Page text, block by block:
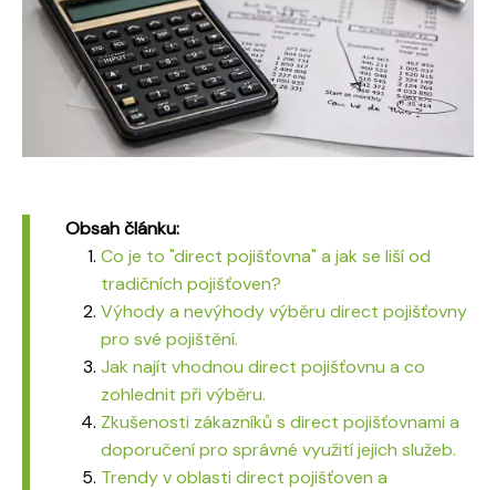
Obsah článku:
Co je to "direct pojišťovna" a jak se liší od
tradičních pojišťoven?
Výhody a nevýhody výběru direct pojišťovny
pro své pojištění.
Jak najít vhodnou direct pojišťovnu a co
zohlednit při výběru.
Zkušenosti zákazníků s direct pojišťovnami a
doporučení pro správné využití jejich služeb.
Trendy v oblasti direct pojišťoven a